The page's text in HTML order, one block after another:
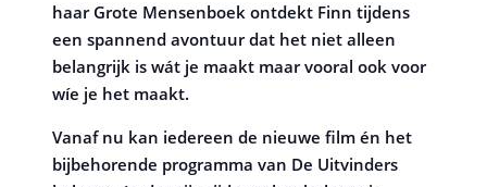
haar Grote Mensenboek ontdekt Finn tijdens
een spannend avontuur dat het niet alleen
belangrijk is wát je maakt maar vooral ook voor
wíe je het maakt.
Vanaf nu kan iedereen de nieuwe film én het
bijbehorende programma van De Uitvinders